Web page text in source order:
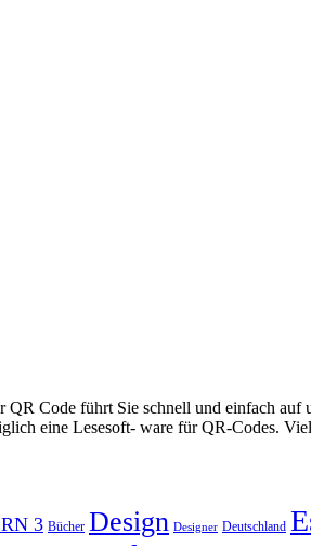
Code führt Sie schnell und einfach
eine Lesesoft- ware für QR-Codes.
3 Bücher Design Designer Deutschland